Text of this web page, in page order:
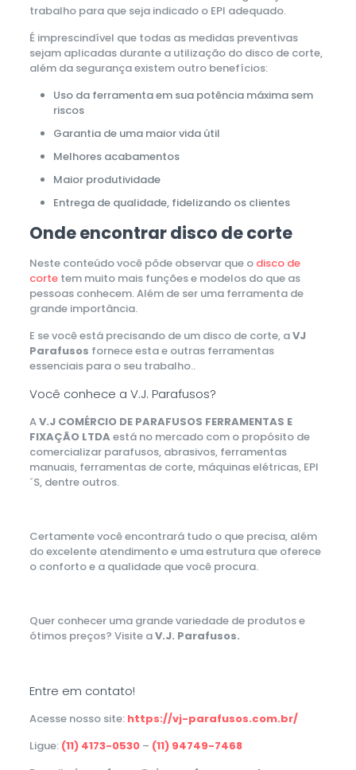
trabalho para que seja indicado o EPI adequado.
É imprescindível que todas as medidas preventivas
sejam aplicadas durante a utilização do disco de corte,
além da segurança existem outro benefícios:
Uso da ferramenta em sua potência máxima sem
riscos
Garantia de uma maior vida útil
Melhores acabamentos
Maior produtividade
Entrega de qualidade, fidelizando os clientes
Onde encontrar disco de corte
Neste conteúdo você pôde observar que o disco de
cortetem muito mais funções e modelos do que as
pessoas conhecem. Além de ser uma ferramenta de
grande importância.
E se você está precisando de um disco de corte, aVJ
Parafusos fornece esta e outras ferramentas
essenciais para o seu trabalho..
Você conhece a V.J. Parafusos?
AV.J COMÉRCIO DE PARAFUSOS FERRAMENTAS E
FIXAÇÃO LTDAestá no mercado com o propósito de
comercializar parafusos, abrasivos, ferramentas
manuais, ferramentas de corte, máquinas elétricas, EPI
´S, dentre outros.
Certamente você encontrará tudo o que precisa, além
do excelente atendimento e uma estrutura que oferece
o conforto e a qualidade que você procura.
Quer conhecer uma grande variedade de produtos e
ótimos preços? Visite aV.J. Parafusos.
Entre em contato!
Acesse nosso site: https://vj-parafusos.com.br/
Ligue: (11) 4173-0530– (11) 94749-7468